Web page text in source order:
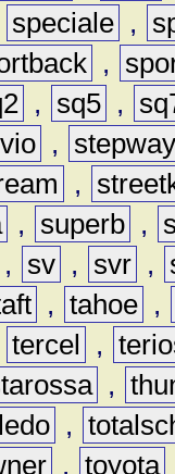
speciale ,
,
, sq5 ,
,
,
, superb ,
, sv , svr ,
, tahoe ,
tercel ,
,
,
, toyota